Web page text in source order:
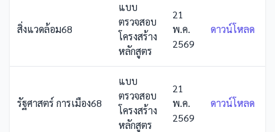
สิ่งแวดล้อม68
แบบ
ตรวจสอบ
โครงสร้าง
หลักสูตร
21
พ.ค.
2569
ดาวน์โหลด
รัฐศาสตร์ การเมือง68
แบบ
ตรวจสอบ
โครงสร้าง
หลักสูตร
21
พ.ค.
2569
ดาวน์โหลด